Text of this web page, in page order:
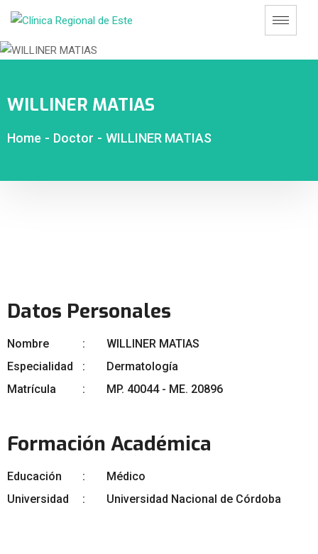
WILLINER MATIAS
Home - Doctor - WILLINER MATIAS
Datos Personales
Nombre
WILLINER MATIAS
Especialidad
Dermatología
Matrícula
MP. 40044 - ME. 20896
Formación Académica
Educación
Médico
Universidad
Universidad Nacional de Córdoba